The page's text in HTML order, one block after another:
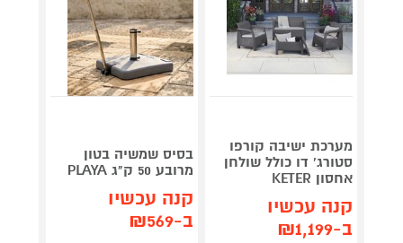
מערכת ישיבה קורפו
סטורג' דו כולל שולחן
אחסון KETER
קנה עכשיו
ב-₪1,199
בסיס שמשיה בטון
מרובע 50 ק"ג PLAYA
קנה עכשיו
ב-₪569